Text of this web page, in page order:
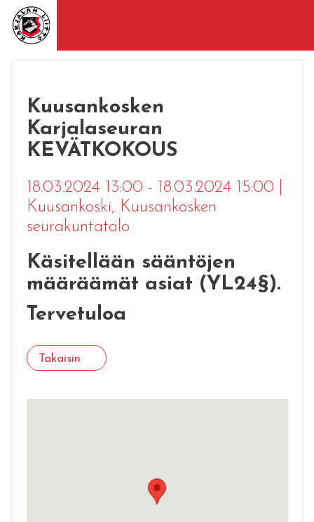
Kuusankosken
Karjalaseuran
KEVÄTKOKOUS
18.03.2024 13:00 - 18.03.2024 15:00
Kuusankoski, Kuusankosken
seurakuntatalo
Käsitellään sääntöjen
määräämät asiat (YL24§).
Tervetuloa
Takaisin